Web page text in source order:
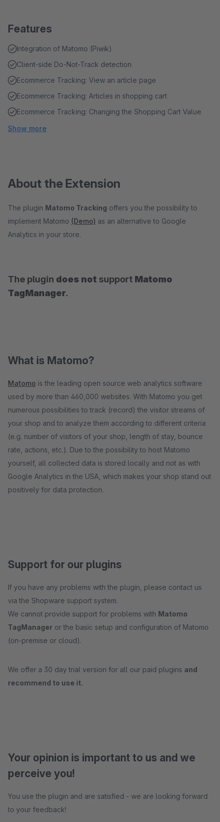
Features
Integration of Matomo (Piwik)
Client-side Do-Not-Track detection
Ecommerce Tracking: View an article page
Ecommerce Tracking: Articles in shopping cart
Ecommerce Tracking: Changing the Shopping Cart Value
Show more
About the Extension
The plugin Matomo Tracking offers you the possibility to
implement Matomo (Demo) as an alternative to Google
Analytics in your store.
The plugin does not support Matomo
TagManager.
What is Matomo?
Matomo is the leading open source web analytics software
used by more than 460,000 websites. With Matomo you get
numerous possibilities to track (record) the visitor streams of
your shop and to analyze them according to different criteria
(e.g. number of visitors of your shop, length of stay, bounce
rate, actions, etc.). Due to the possibility to host Matomo
yourself, all collected data is stored locally and not as with
Google Analytics in the USA, which makes your shop stand out
positively for data protection.
Support for our plugins
If you have any problems with the plugin, please contact us
via the Shopware support system.
We cannot provide support for problems with Matomo
TagManager or the basic setup and configuration of Matomo
(on-premise or cloud).
We offer a 30 day trial version for all our paid plugins and
recommend to use it.
Your opinion is important to us and we
perceive you!
You use the plugin and are satisfied - we are looking forward
to your feedback!